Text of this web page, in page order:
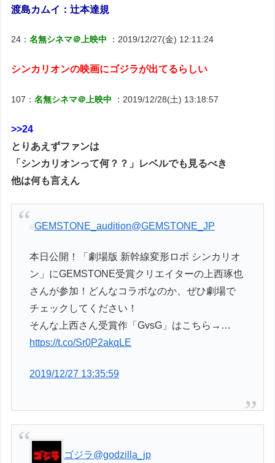
渡島カムイ：辻本達規
24：名無シネマ＠上映中 ：2019/12/27(金) 12:11:24
シンカリオンの映画にゴジラが出てるらしい
107：名無シネマ＠上映中 ：2019/12/28(土) 13:18:57
>>24
とりあえずファンは
「シンカリオンって何？？」レベルでも見るべき
他は何も言えん
GEMSTONE_audition@GEMSTONE_JP
本日公開！「劇場版 新幹線変形ロボ シンカリオ
ン」にGEMSTONE受賞クリエイターの上西琢也
さんが参加！どんなコラボなのか、ぜひ劇場で
チェックしてください！
そんな上西さん受賞作「GvsG」はこちら→…
https://t.co/Sr0P2akqLE
2019/12/27 13:35:59
ゴジラ@godzilla_jp